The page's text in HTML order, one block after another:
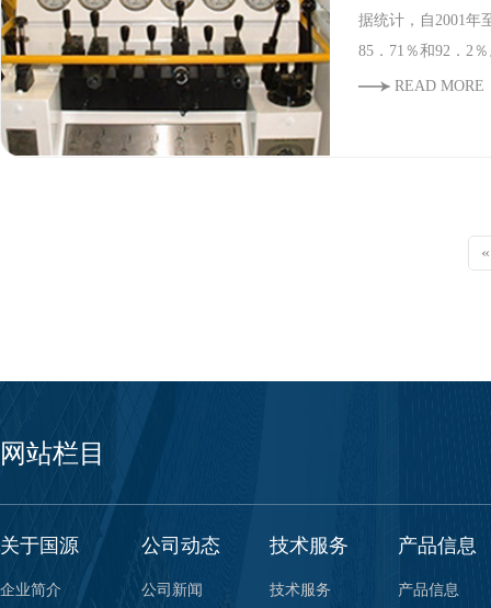
据统计，自2001年
85．71％和92．2
READ MORE
«
网站栏目
关于国源
企业简介
公司动态
公司新闻
技术服务
技术服务
产品信息
产品信息